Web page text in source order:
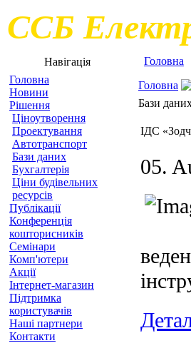
ССБ
Навігація
Головна
Новини
Рішення
Ціноутворення
Проектування
Автотранспорт
Бази даних
Бухгалтерія
Ціни будівельних
ресурсів
Публікації
Конференція
кошторисників
Семінари
Комп'ютери
Акції
Інтернет-магазин
Підтримка
користувачів
Наші партнери
Контакти
Головна
Головна
Бази
ІДС
05.